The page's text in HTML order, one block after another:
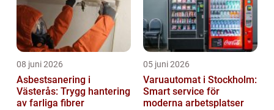
08 juni 2026
Asbestsanering i
Västerås: Trygg hantering
av farliga fibrer
05 juni 2026
Varuautomat i Stockholm:
Smart service för
moderna arbetsplatser